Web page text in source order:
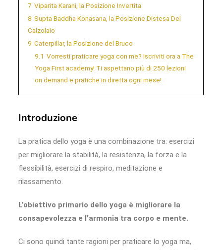
7 Viparita Karani, la Posizione Invertita
8 Supta Baddha Konasana, la Posizione Distesa Del
Calzolaio
9 Caterpillar, la Posizione del Bruco
9.1 Vorresti praticare yoga con me? Iscriviti ora a The
Yoga First academy! Ti aspettano più di 250 lezioni
on demand e pratiche in diretta ogni mese!
Introduzione
La pratica dello yoga è una combinazione tra: esercizi
per migliorare la stabilità, la resistenza, la forza e la
flessibilità, esercizi di respiro, meditazione e
rilassamento.
L’obiettivo primario dello yoga è migliorare la
consapevolezza e l’armonia tra corpo e mente.
Ci sono quindi tante ragioni per praticare lo yoga ma,